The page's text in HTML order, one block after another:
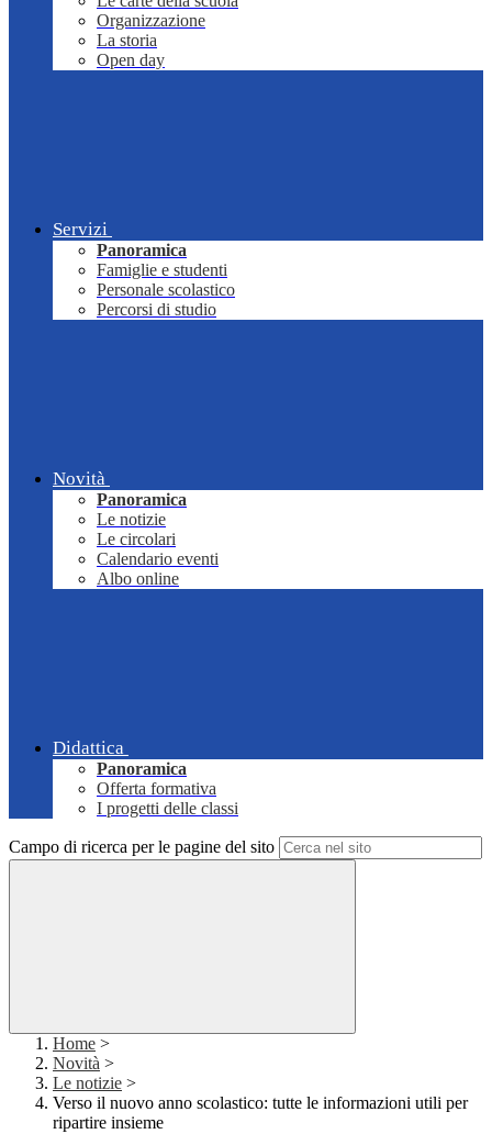
Organizzazione
La storia
Open day
Servizi
Panoramica
Famiglie e studenti
Personale scolastico
Percorsi di studio
Novità
Panoramica
Le notizie
Le circolari
Calendario eventi
Albo online
Didattica
Panoramica
Offerta formativa
I progetti delle classi
Campo di ricerca per le pagine del sito
Home >
Novità >
Le notizie >
Verso il nuovo anno scolastico: tutte le informazioni utili per
ripartire insieme